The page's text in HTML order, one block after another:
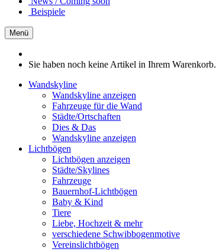
Beispiele
Menü
Sie haben noch keine Artikel in Ihrem Warenkorb.
Wandskyline
Wandskyline anzeigen
Fahrzeuge für die Wand
Städte/Ortschaften
Dies & Das
Wandskyline anzeigen
Lichtbögen
Lichtbögen anzeigen
Städte/Skylines
Fahrzeuge
Bauernhof-Lichtbögen
Baby & Kind
Tiere
Liebe, Hochzeit & mehr
verschiedene Schwibbogenmotive
Vereinslichtbögen